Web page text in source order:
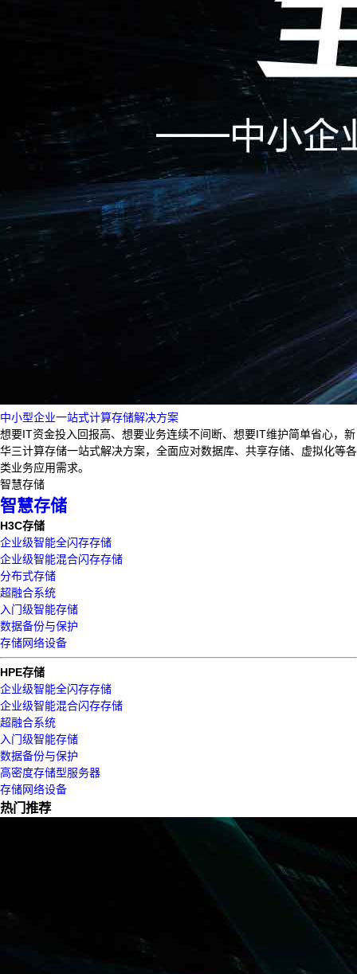
中小型企业一站式计算存储解决方案
想要IT资金投入回报高、想要业务连续不间断、想要IT维护简单省心，新
华三计算存储一站式解决方案，全面应对数据库、共享存储、虚拟化等各
类业务应用需求。
智慧存储
智慧存储
H3C存储
企业级智能全闪存存储
企业级智能混合闪存存储
分布式存储
超融合系统
入门级智能存储
数据备份与保护
存储网络设备
HPE存储
企业级智能全闪存存储
企业级智能混合闪存存储
超融合系统
入门级智能存储
数据备份与保护
高密度存储型服务器
存储网络设备
热门推荐